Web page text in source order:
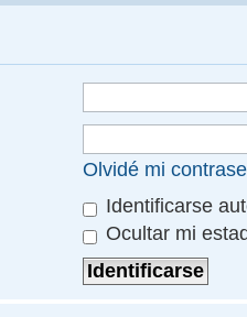
Olvidé mi
Identificarse
Ocultar mi